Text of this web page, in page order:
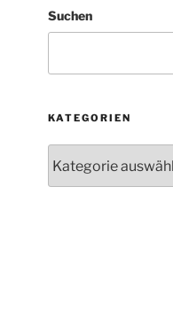
Suchen
KATEGORIEN